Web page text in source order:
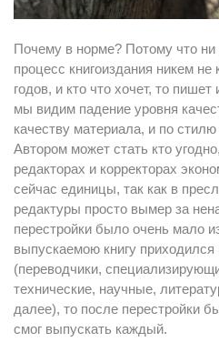
Почему в норме? Потому что ни
процесс книгоиздания никем не
годов, и кто что хочет, то
мы видим падение уровня
качеству материала, и по
Автором может стать кто
редакторах и корректорах
сейчас единицы, так как в
редактуры просто вымер за
перестройки было очень мало
выпускаемою книгу
(переводчики,
технические, научные,
далее), то после перестройки
смог выпускать каждый.